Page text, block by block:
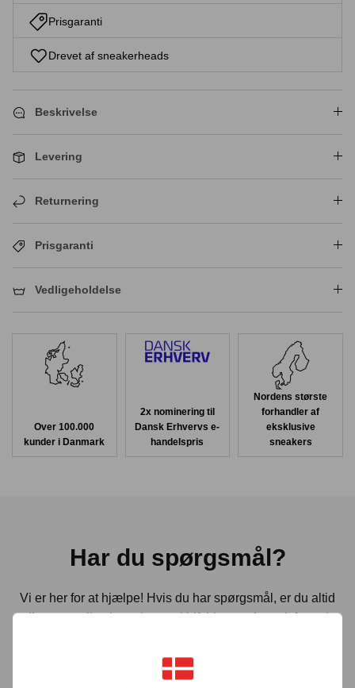
Sneaker rengøring
Prisgaranti
Drevet af sneakerheads
Beskrivelse
Levering
Returnering
Prisgaranti
Vedligeholdelse
Over 100.000
kunder i Danmark
2x nominering til
Dansk Erhvervs e-
handelspris
Nordens største
forhandler af
eksklusive
sneakers
Har du spørgsmål?
Vi er her for at hjælpe! Hvis du har spørgsmål, er du altid
velkommen til at kontakte os. Udfyld vores kontaktformular
muligt.